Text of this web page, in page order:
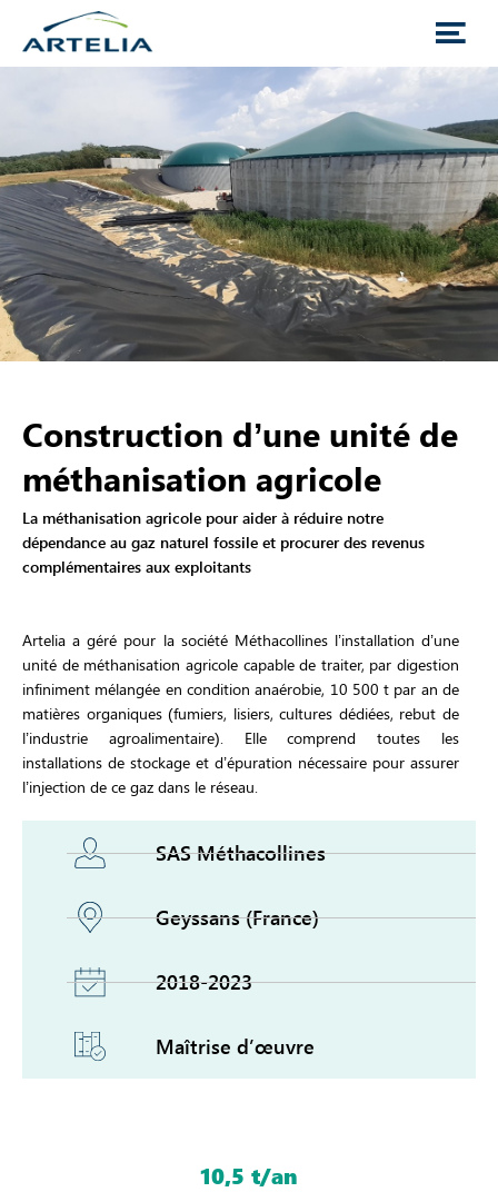
Construction d’une unité de
méthanisation agricole
La méthanisation agricole pour aider à réduire notre
dépendance au gaz naturel fossile et procurer des revenus
complémentaires aux exploitants
Artelia a géré pour la société Méthacollines l’installation d’une
unité de méthanisation agricole capable de traiter, par digestion
infiniment mélangée en condition anaérobie, 10 500 t par an de
matières organiques (fumiers, lisiers, cultures dédiées, rebut de
l’industrie agroalimentaire). Elle comprend toutes les
installations de stockage et d’épuration nécessaire pour assurer
l’injection de ce gaz dans le réseau.
SAS Méthacollines
Geyssans (France)
2018-2023
Maîtrise d’œuvre
10,5 t/an